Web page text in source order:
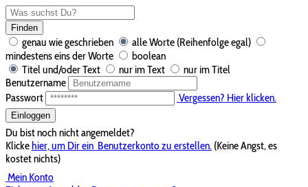
Finden
genau wie geschrieben
alle Worte (Reihenfolge egal)
mindestens eins der Worte
boolean
Titel und/oder Text
nur im Text
nur im Titel
Benutzername
Passwort
Vergessen? Hier klicken.
Einloggen
Du bist noch nicht angemeldet?
Klickehier, um Dir ein Benutzerkonto zu erstellen. (Keine Angst, es
kostet nichts)
Mein Konto